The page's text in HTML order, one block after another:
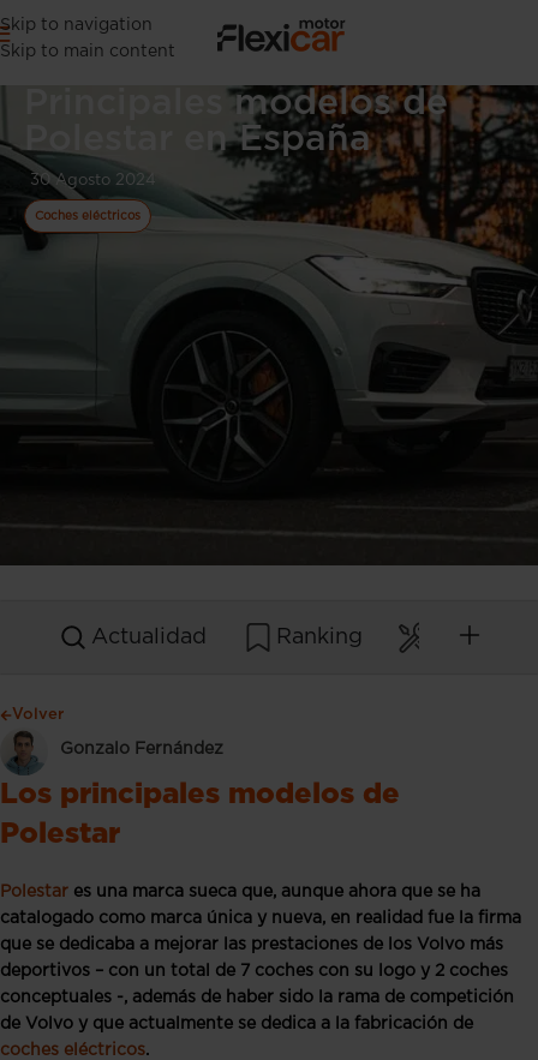
Skip to navigation
Skip to main content
Principales modelos de
Polestar en España
30 Agosto 2024
Coches eléctricos
Actualidad Ranking
Volver
Gonzalo Fernández
Los principales modelos de
Polestar
Polestar es una marca sueca que, aunque ahora que se ha
catalogado como marca única y nueva, en realidad fue la firma
que se dedicaba a mejorar las prestaciones de los Volvo más
deportivos – con un total de 7 coches con su logo y 2 coches
conceptuales -, además de haber sido la rama de competición
de Volvo y que actualmente se dedica a la fabricación de
coches eléctricos.